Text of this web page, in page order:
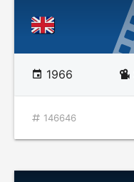
1966
146646